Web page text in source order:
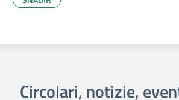
Circolari, notizie,